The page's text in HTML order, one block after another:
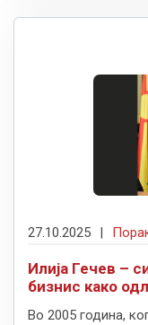
27.10.2025 |
Илија Гечев –
бизнис како
Во 2005 година,